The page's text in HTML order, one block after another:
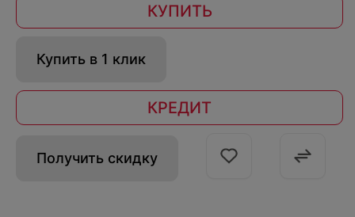
КУПИТЬ
Купить в 1 клик
КРЕДИТ
Получить скидку